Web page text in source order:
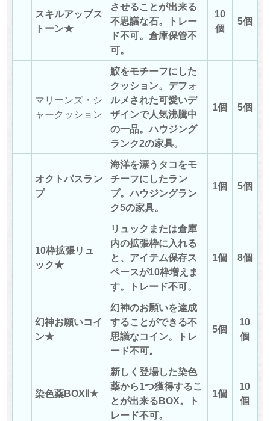
スキルアップス
トーン★
させることが出来る
不思議な石。トレー
ド不可。倉庫保管不
可。
10
個
5個
マリーンズ・シ
ャークッション
鮫をモチーフにした
クッション。デフォ
ルメされた可愛いデ
ザインで人気沸騰中
の一品。ハウジング
ランク2の家具。
1個 5個
オクトパスラン
プ
海洋を漂うタコをモ
チーフにしたラン
プ。ハウジングラン
ク5の家具。
1個 5個
10枠拡張リュ
ック★
リュックまたは倉庫
内の拡張枠に入れる
と、アイテム保存ス
ペースが10枠増えま
す。トレード不可。
1個 8個
幻神お願いコイ
ン★
幻神のお願いを達成
することができる不
思議なコイン。トレ
ード不可。
5個
10
個
染色薬BOXⅡ★
新しく登場した染色
薬から1つ獲得するこ
とが出来るBOX。ト
レード不可。
1個
10
個